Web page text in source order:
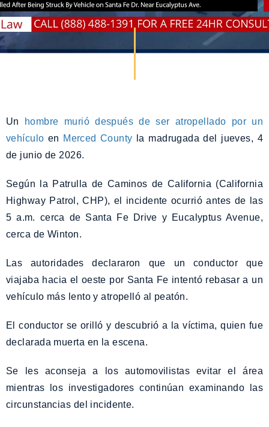
Un
hombre murió después de ser atropellado por un
vehículo en Merced County la madrugada del jueves, 4
de junio de 2026.
Según la Patrulla de Caminos de California (California
Highway Patrol, CHP), el incidente ocurrió antes de las
5 a.m. cerca de Santa Fe Drive y Eucalyptus Avenue,
cerca de Winton.
Las autoridades declararon que un conductor que
viajaba hacia el oeste por Santa Fe intentó rebasar a un
vehículo más lento y atropelló al peatón.
El conductor se orilló y descubrió a la víctima, quien fue
declarada muerta en la escena.
Se les aconseja a los automovilistas evitar el área
mientras los investigadores continúan examinando las
circunstancias del incidente.